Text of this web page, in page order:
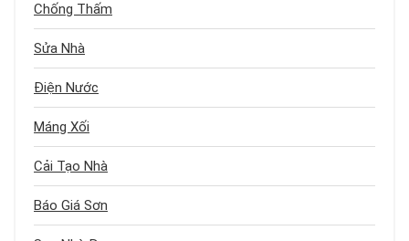
Chống Thấm
Sửa Nhà
Điện Nước
Máng Xối
Cải Tạo Nhà
Báo Giá Sơn